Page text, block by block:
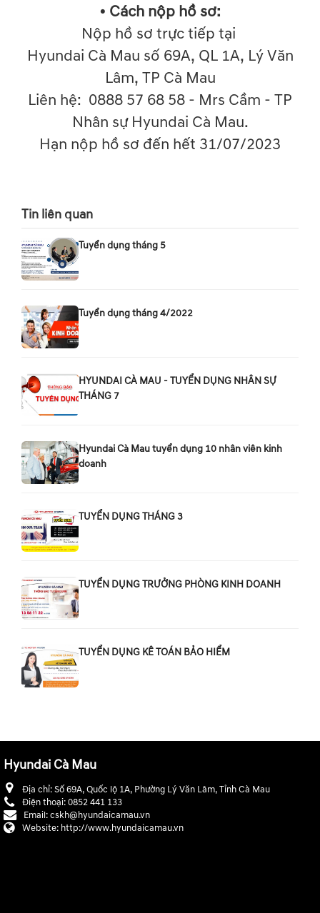
• Cách nộp hồ sơ:
Nộp hồ sơ trực tiếp tại
Hyundai Cà Mau số 69A, QL 1A, Lý Văn
Lâm, TP Cà Mau
Liên hệ: 0888 57 68 58 - Mrs Cầm - TP
Nhân sự Hyundai Cà Mau.
Hạn nộp hồ sơ đến hết 31/07/2023
Tin liên quan
Tuyển dụng tháng 5
Tuyển dụng tháng 4/2022
HYUNDAI CÀ MAU - TUYỂN DỤNG NHÂN SỰ
THÁNG 7
Hyundai Cà Mau tuyển dụng 10 nhân viên kinh
doanh
TUYỂN DỤNG THÁNG 3
TUYỂN DỤNG TRƯỞNG PHÒNG KINH DOANH
TUYỂN DỤNG KÊ TOÁN BẢO HIỂM
Hyundai Cà Mau
Địa chỉ:Số 69A, Quốc lộ 1A, Phường Lý Văn Lâm, Tỉnh Cà Mau
Điện thoại:0852 441 133
Email:cskh@hyundaicamau.vn
Website: http://www.hyundaicamau.vn